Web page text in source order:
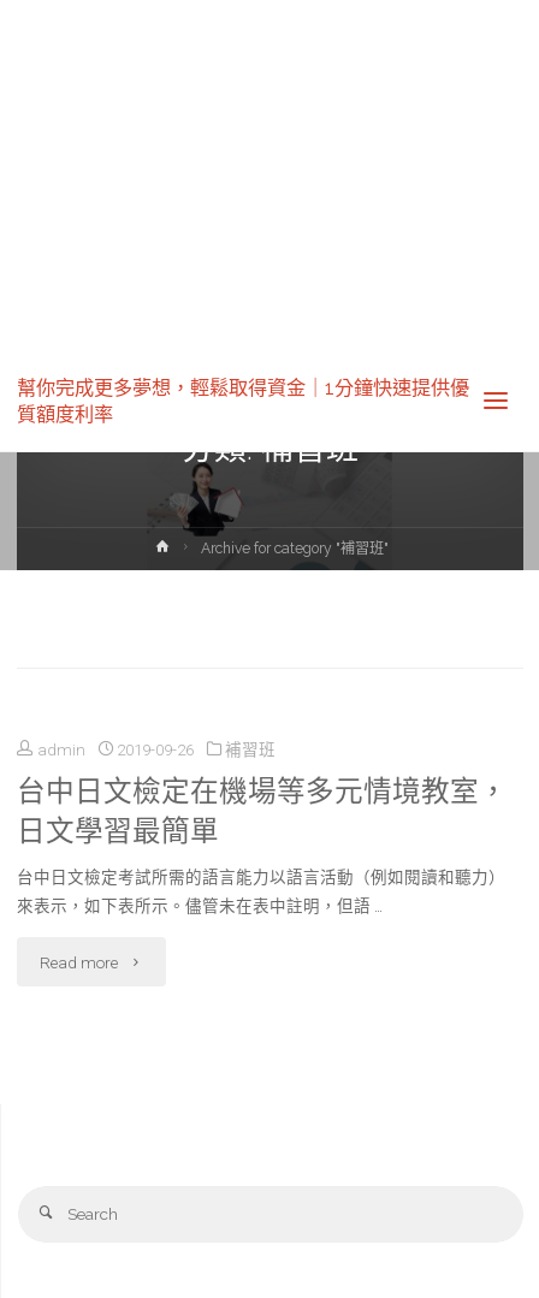
幫你完成更多夢想，輕鬆取得資金｜1分鐘快速提供優
質額度利率‎
分類:補習班
HomeArchive for category "補習班"
admin 2019-09-26 補習班
台中日文檢定在機場等多元情境教室，
日文學習最簡單
台中日文檢定考試所需的語言能力以語言活動（例如閱讀和聽力）
來表示，如下表所示。儘管未在表中註明，但語 …
Read more "台
Search